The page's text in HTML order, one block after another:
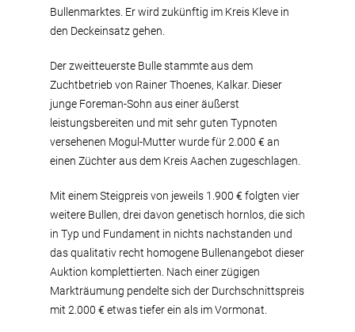
Bullenmarktes. Er wird zukünftig im Kreis Kleve in
den Deckeinsatz gehen.
Der zweitteuerste Bulle stammte aus dem
Zuchtbetrieb von Rainer Thoenes, Kalkar. Dieser
junge Foreman-Sohn aus einer äußerst
leistungsbereiten und mit sehr guten Typnoten
versehenen Mogul-Mutter wurde für 2.000 € an
einen Züchter aus dem Kreis Aachen zugeschlagen.
Mit einem Steigpreis von jeweils 1.900 € folgten vier
weitere Bullen, drei davon genetisch hornlos, die sich
in Typ und Fundament in nichts nachstanden und
das qualitativ recht homogene Bullenangebot dieser
Auktion komplettierten. Nach einer zügigen
Markträumung pendelte sich der Durchschnittspreis
mit 2.000 € etwas tiefer ein als im Vormonat.